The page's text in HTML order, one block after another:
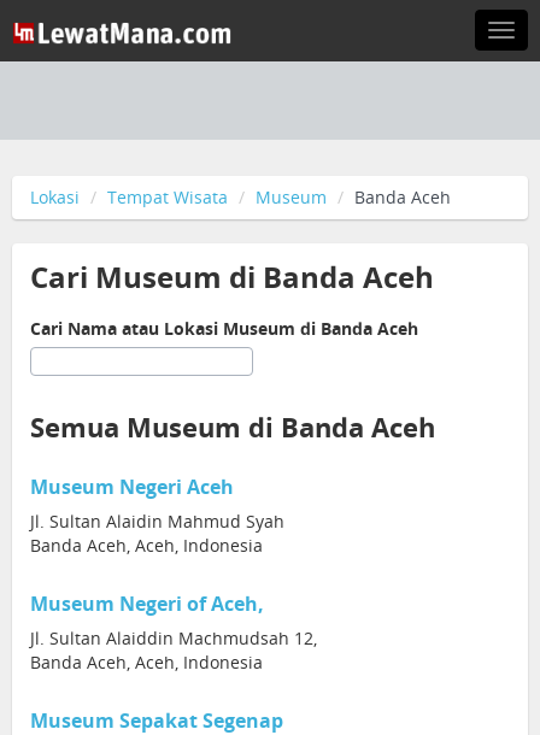
Lokasi Tempat Wisata Museum Banda Aceh
Cari Museum di Banda Aceh
Cari Nama atau Lokasi Museum di Banda Aceh
Semua Museum di Banda Aceh
Museum Negeri Aceh
Jl. Sultan Alaidin Mahmud Syah
Banda Aceh, Aceh, Indonesia
Museum Negeri of Aceh,
Jl. Sultan Alaiddin Machmudsah 12,
Banda Aceh, Aceh, Indonesia
Museum Sepakat Segenap